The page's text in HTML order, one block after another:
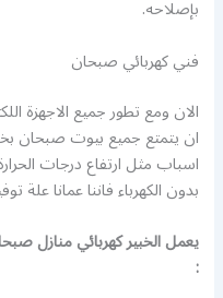
بإصلاحه.
فني كهربائي صبحان
الان ومع تطور جميع الاجهزة
ان يتمتع جميع بيوت صبحان
اسباب مثل ارتفاع درجات
بدون الكهرباء فاننا عمانا
يعمل الخبير كهربائي منازل
: